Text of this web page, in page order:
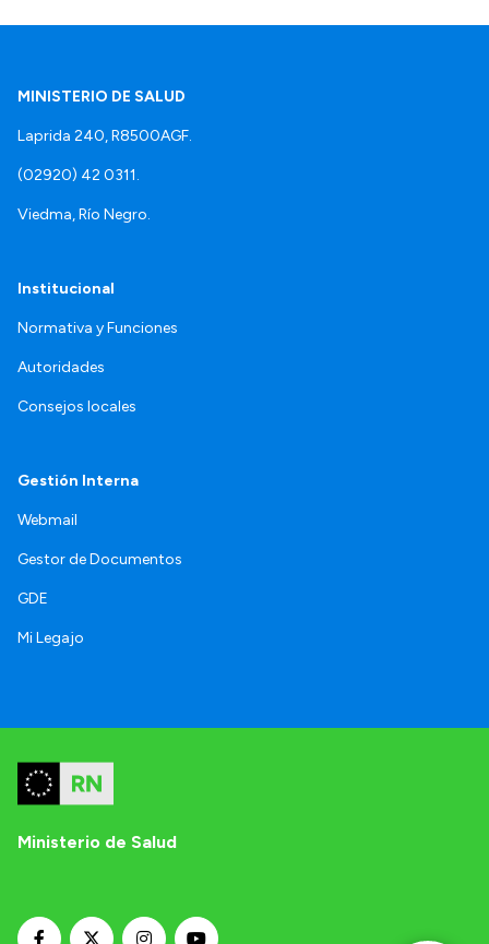
MINISTERIO DE SALUD
Laprida 240, R8500AGF.
(02920) 42 0311.
Viedma, Río Negro.
Institucional
Normativa y Funciones
Autoridades
Consejos locales
Gestión Interna
Webmail
Gestor de Documentos
GDE
Mi Legajo
Ministerio de Salud